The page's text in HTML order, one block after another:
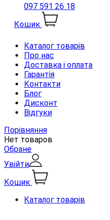
097 591 26 18
Кошик
Каталог товарів
Про нас
Доставка і оплата
Гарантія
Контакти
Блог
Дисконт
Відгуки
Порівняння
Нет товаров
Обране
Увійти
Кошик
Каталог товарів